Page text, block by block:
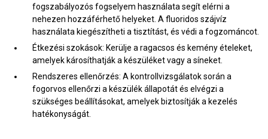
fogszabályozós fogselyem használata segít elérni a
nehezen hozzáférhető helyeket. A fluoridos szájvíz
használata kiegészítheti a tisztítást, és védi a fogzománcot.
Étkezési szokások: Kerülje a ragacsos és kemény ételeket,
amelyek károsíthatják a készüléket vagy a síneket.
Rendszeres ellenőrzés: A kontrollvizsgálatok során a
fogorvos ellenőrzi a készülék állapotát és elvégzi a
szükséges beállításokat, amelyek biztosítják a kezelés
hatékonyságát.